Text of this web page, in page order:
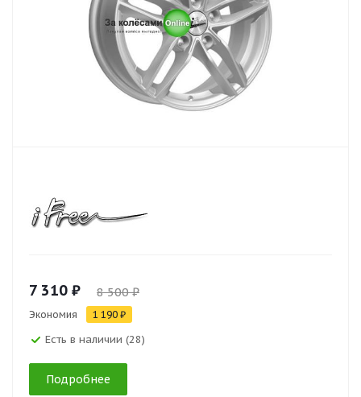
7 310 ₽ 8 500 ₽
Экономия 1 190 ₽
Есть в наличии (28)
Подробнее